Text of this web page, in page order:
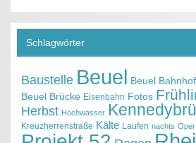
Schlagwörter
Baustelle Beuel Beuel Bahnhof
Beuel Brücke Eisenbahn Fotos
Herbst Hochwasser
Kreuzherrenstraße Kälte Laufen nachts Oper